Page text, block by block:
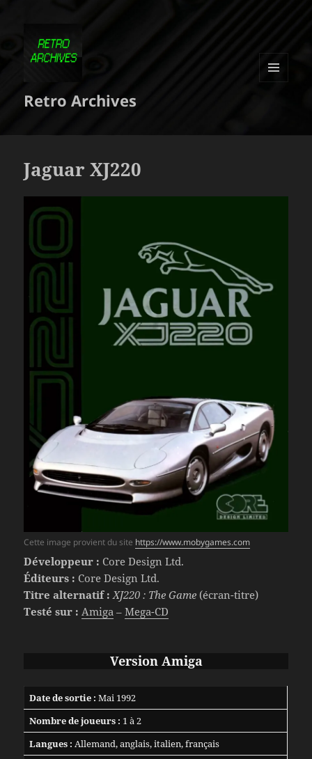
Retro Archives
Jaguar XJ220
Cette image provient du site https://www.mobygames.com
Développeur : Core Design Ltd.
Éditeurs : Core Design Ltd.
Titre alternatif : XJ220 : The Game (écran-titre)
Testé sur : Amiga –Mega-CD
Version Amiga
Date de sortie : Mai 1992
Nombre de joueurs : 1 à 2
Langues : Allemand, anglais, italien, français